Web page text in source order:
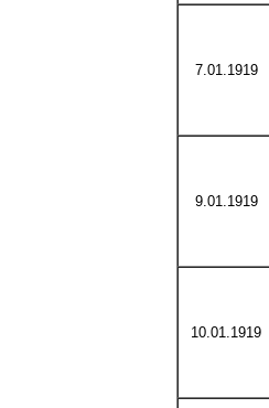
7.01.1919
9.01.1919
10.01.1919